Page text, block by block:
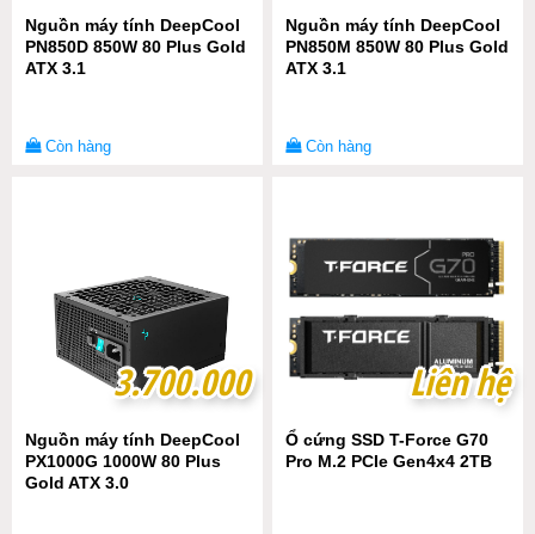
Nguồn máy tính DeepCool
PN850D 850W 80 Plus Gold
ATX 3.1
Còn hàng
Nguồn máy tính DeepCool
PN850M 850W 80 Plus Gold
ATX 3.1
Còn hàng
3.700.000
3.700.000
Nguồn máy tính DeepCool
PX1000G 1000W 80 Plus
Gold ATX 3.0
Liên hệ
Liên hệ
Ổ cứng SSD T-Force G70
Pro M.2 PCIe Gen4x4 2TB